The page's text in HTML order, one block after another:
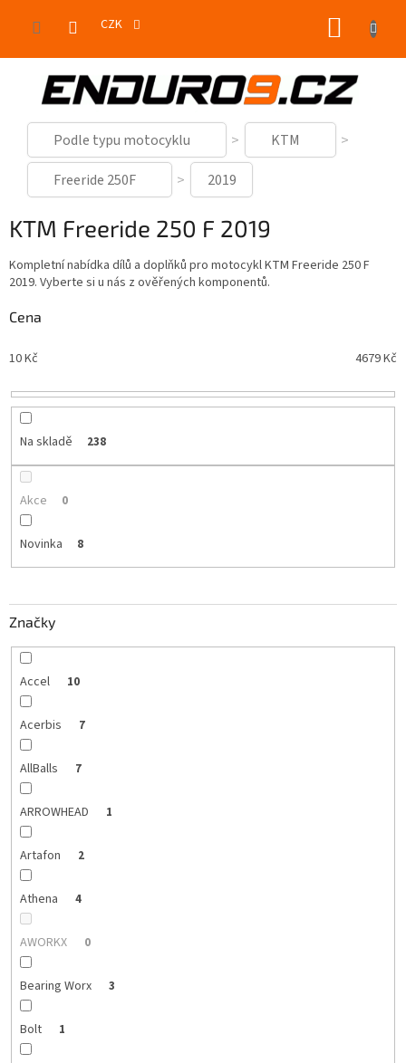
CZK
Podle typu motocyklu
KTM
Freeride 250F
2019
KTM Freeride 250 F 2019
Kompletní nabídka dílů a doplňků pro motocykl KTM Freeride 250 F
2019. Vyberte si u nás z ověřených komponentů.
Cena
10Kč 4679Kč
Na skladě 238
Akce 0
Novinka 8
Značky
Accel 10
Acerbis 7
AllBalls 7
ARROWHEAD 1
Artafon 2
Athena 4
AWORKX 0
Bearing Worx 3
Bolt 1